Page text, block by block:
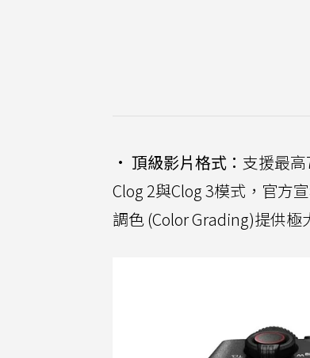
• 頂級影片格式： 支援最
Clog 2與Clog 3模式，官方
調色 (Color Grading)提供極